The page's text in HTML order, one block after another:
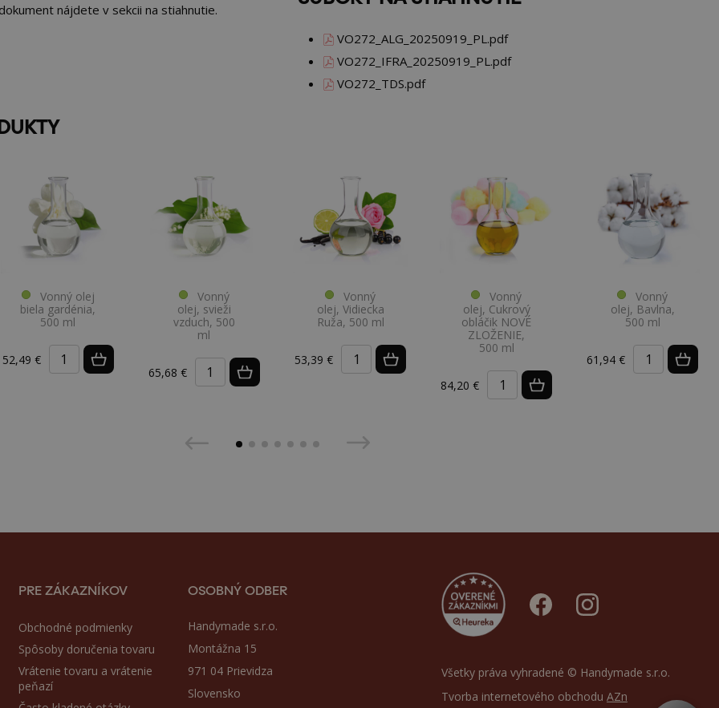
nájdete v sekcii na stiahnutie.
VO272_ALG_20250919_PL.pdf
VO272_IFRA_20250919_PL.pdf
VO272_TDS.pdf
Vonný olej
biela gardénia,
500 ml
52,49 €
Vonný
olej, svieži
vzduch, 500
ml
65,68 €
Vonný
olej, Vidiecka
Ruža, 500 ml
53,39 €
Vonný
olej, Cukrový
obláčik NOVÉ
ZLOŽENIE,
500 ml
84,20 €
Vonný
olej, Bavlna,
500 ml
61,94 €
PRE ZÁKAZNÍKOV
Obchodné podmienky
Spôsoby doručenia tovaru
Vrátenie tovaru a vrátenie
peňazí
OSOBNÝ ODBER
Handymade s.r.o.
Montážna 15
971 04 Prievidza
Slovensko
Všetky práva vyhradené © Handymade s.r.o.
Tvorba internetového obchodu AZn